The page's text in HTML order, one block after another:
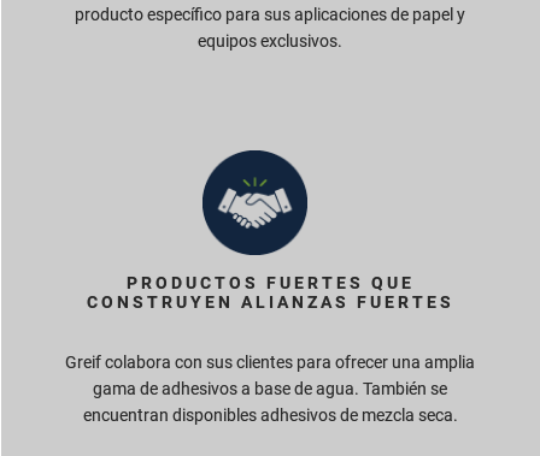
producto específico para sus aplicaciones de papel y
equipos exclusivos.
PRODUCTOS FUERTES QUE
CONSTRUYEN ALIANZAS FUERTES
Greif colabora con sus clientes para ofrecer una amplia
gama de adhesivos a base de agua. También se
encuentran disponibles adhesivos de mezcla seca.